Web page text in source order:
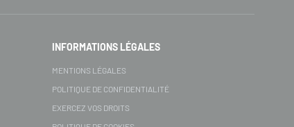
INFORMATIONS LÉGALES
MENTIONS LÉGALES
POLITIQUE DE CONFIDENTIALITÉ
EXERCEZ VOS DROITS